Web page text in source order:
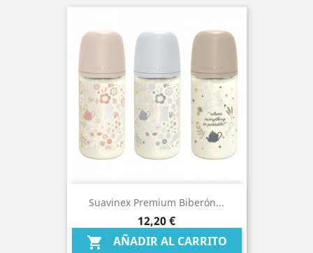
Suavinex Premium Biberón...
Precio
12,20 €
 AÑADIR AL CARRITO